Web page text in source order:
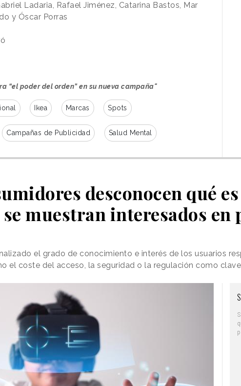
Ladaria, Rafael Jiménez, Catarina Bastos, Mar
y Óscar Porras
“el poder del orden” en su nueva campaña"
Ikea Marcas Spots
Campañas de Publicidad Salud Mental
desconocen qué
muestran interesados
el grado de conocimiento e interés de los usuarios
el coste del acceso, la seguridad o la regulación como